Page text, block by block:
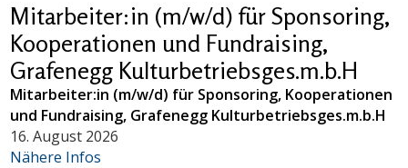
Mitarbeiter:in (m/w/d) für Sponsoring,
Kooperationen und Fundraising,
Grafenegg Kulturbetriebsges.m.b.H
Mitarbeiter:in (m/w/d) für Sponsoring, Kooperationen
und Fundraising, Grafenegg Kulturbetriebsges.m.b.H
16. August 2026
Nähere Infos